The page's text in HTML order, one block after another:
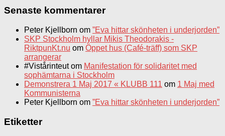
Senaste kommentarer
Peter Kjellborn om ”Eva hittar skönheten i underjorden”
SKP Stockholm hyllar Mikis Theodorakis -
RiktpunKt.nu om Öppet hus (Café-träff) som SKP
arrangerar
#Vistårinteutom Manifestation för solidaritet med
sophämtarna i Stockholm
Demonstrera 1 Maj 2017 « KLUBB 111 om 1 Maj med
Kommunisterna
Peter Kjellborn om ”Eva hittar skönheten i underjorden”
Etiketter